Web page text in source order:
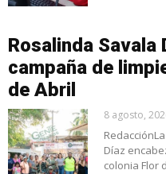
Rosalinda Savala
campaña de
de Abril
8 agosto,
Díaz
colonia Flor